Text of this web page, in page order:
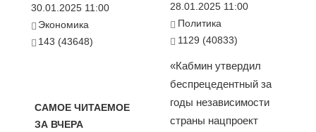
30.01.2025 11:00
Экономика
143 (43648)
САМОЕ ЧИТАЕМОЕ
ЗА ВЧЕРА
28.01.2025 11:00
Политика
1129 (40833)
«Кабмин утвердил
беспрецедентный за
годы независимости
страны нацпроект